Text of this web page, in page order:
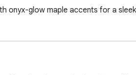
onyx-glow maple accents for a